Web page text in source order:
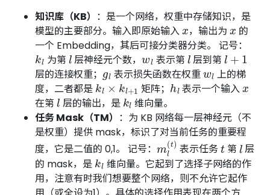
知识库（KB） ：是一个网络，权重中存储知识，是
模型的主要部分。输入即原始输入
x
，输出为
x
的
一个 Embedding，其后可接分类器分类。 记号：
k
为第
l
层神经元个数，
wl
表示第
l
层到第
l+1
层的连接权重；
gl
表示损失函数在权重
wl
上的梯
度，二者都是
k l×kl+1
矩阵；
hl
表示一个输入
x
在第
l
层的输出，是
kl
维向量。
任务 Mask（TM） ：为 KB 网络每一层神经元（不
是权重）提供 mask，标识了对当前任务的重要程
度，它是二值的 0,1。 记号：
ml(t)
表示任务
t
第
l
层
的 mask，是
kl
维向量。它起到了选择子网络的作
用，注意有时我们想要整个网络，则不允许它起作